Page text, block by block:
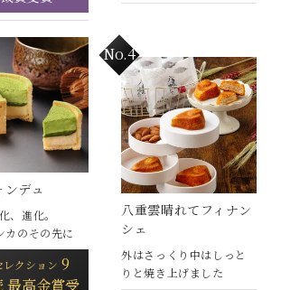
ンデュ
、進化。
カのその先に
レクション 9
最高金賞受
八重雲晴れてフィナン
シェ
外はさっくり中はしっと
りと焼き上げました